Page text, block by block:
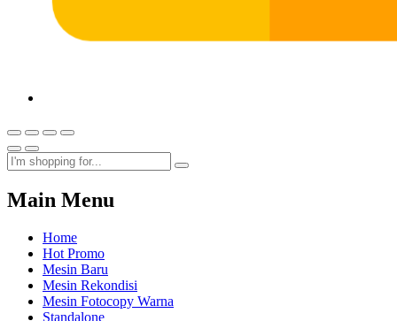
Main Menu
Home
Hot Promo
Mesin Baru
Mesin Rekondisi
Mesin Fotocopy Warna
Standalone